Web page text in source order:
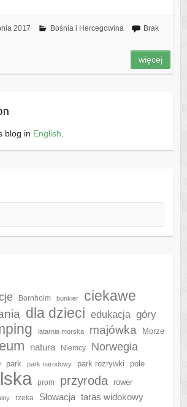
2017 Bośnia i Hercegowina
Brak
więcej
blog in English
Bornholm bunkier
ciekawe
dla dzieci edukacja góry
latarnia morska majówka
Morze
natura Niemcy Norwegia
park park narodowy park rozrywki
pole
prom przyroda
rower
rzeka Słowacja taras widokowy